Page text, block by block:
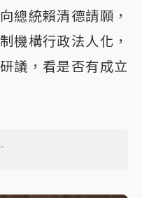
總統賴清德請願，
機構行政法人化，
議，看是否有成立